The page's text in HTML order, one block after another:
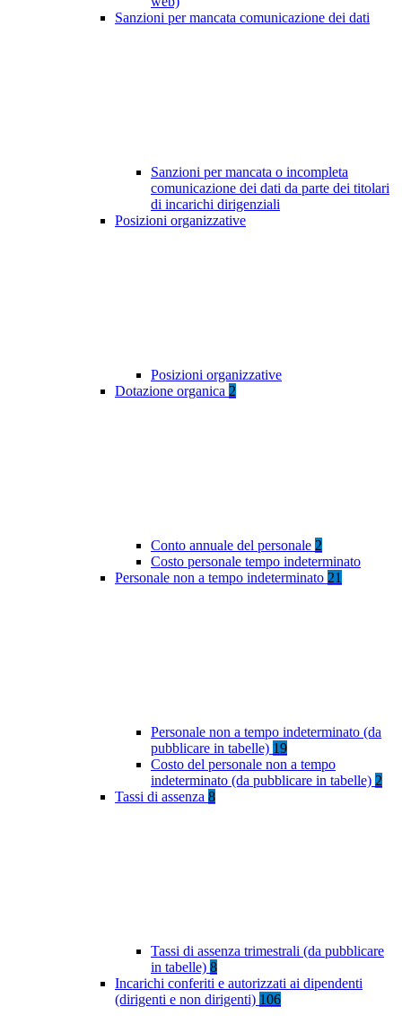
Sanzioni per mancata comunicazione dei dati
Sanzioni per mancata o incompleta
comunicazione dei dati da parte dei titolari
di incarichi dirigenziali
Posizioni organizzative
Posizioni organizzative
Dotazione organica 2
Conto annuale del personale 2
Costo personale tempo indeterminato
Personale non a tempo indeterminato 21
Personale non a tempo indeterminato (da
pubblicare in tabelle) 19
Costo del personale non a tempo
indeterminato (da pubblicare in tabelle) 2
Tassi di assenza 8
Tassi di assenza trimestrali (da pubblicare
in tabelle) 8
Incarichi conferiti e autorizzati ai dipendenti
(dirigenti e non dirigenti) 106